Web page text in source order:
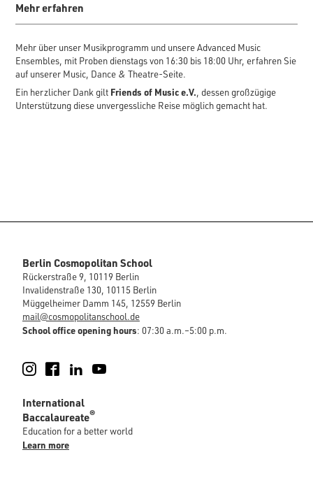
Mehr erfahren
Mehr über unser Musikprogramm und unsere Advanced Music
Ensembles, mit Proben dienstags von 16:30 bis 18:00 Uhr, erfahren Sie
auf unserer Music, Dance & Theatre-Seite.
Ein herzlicher Dank gilt Friends of Music e.V., dessen großzügige
Unterstützung diese unvergessliche Reise möglich gemacht hat.
Berlin Cosmopolitan School
Rückerstraße 9, 10119 Berlin
Invalidenstraße 130, 10115 Berlin
Müggelheimer Damm 145, 12559 Berlin
mail@cosmopolitanschool.de
School office opening hours: 07:30 a.m.–5:00 p.m.
Instagram
FacebookLinkedIn
International
Baccalaureate®
Education for a better world
Learn more